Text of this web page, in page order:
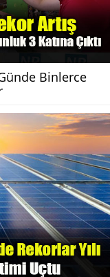
Binlerce